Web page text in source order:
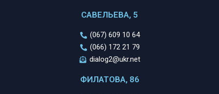
САВЕЛЬЕВА, 5
(067) 609 10 64
(066) 172 21 79
dialog2@ukr.net
ФИЛАТОВА, 86